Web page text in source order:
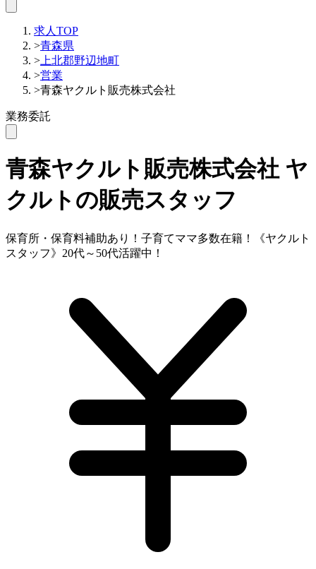
求人TOP
>青森県
> 上北郡野辺地町
>営業
>青森ヤクルト販売株式会社
業務委託
青森ヤクルト販売株式会社ヤ
クルトの販売スタッフ
保育所・保育料補助あり！子育てママ多数在籍！《ヤクルト
スタッフ》20代～50代活躍中！